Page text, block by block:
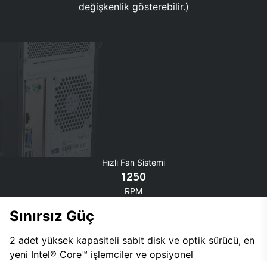
değişkenlik gösterebilir.)
Hızlı Fan Sistemi
1250
RPM
Sınırsız Güç
2 adet yüksek kapasiteli sabit disk ve optik sürücü, en
yeni Intel® Core™ işlemciler ve opsiyonel